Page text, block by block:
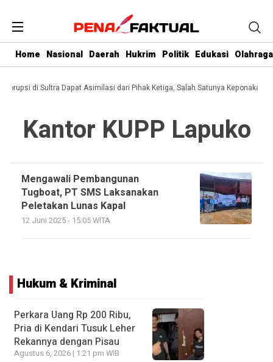
Home Nasional Daerah Hukrim Politik Edukasi Olahraga
Korupsi di Sultra Dapat Asimilasi dari Pihak Ketiga, Salah Satunya Keponakan
Kantor KUPP Lapuko
Mengawali Pembangunan
Tugboat, PT SMS Laksanakan
Peletakan Lunas Kapal
12 Juni 2025 - 15:05 WITA
Hukum & Kriminal
Perkara Uang Rp 200 Ribu,
Pria di Kendari Tusuk Leher
Rekannya dengan Pisau
Agustus 6, 2026 | 1:21 pm WIB